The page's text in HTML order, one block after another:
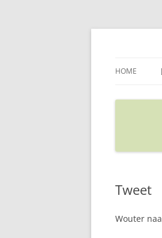
Ga
HOME
Tweet
Wouter